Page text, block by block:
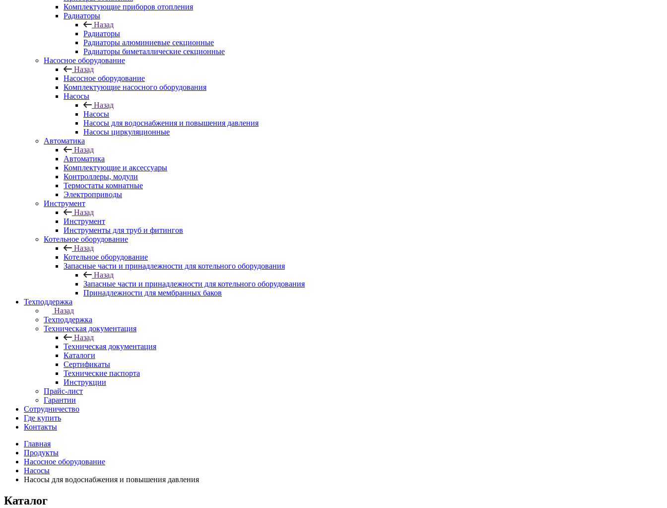
Комплектующие приборов отопления
Радиаторы
Назад
Радиаторы
Радиаторы алюминиевые секционные
Радиаторы биметаллические секционные
Насосное оборудование
Назад
Насосное оборудование
Комплектующие насосного оборудования
Насосы
Назад
Насосы
Насосы для водоснабжения и повышения давления
Насосы циркуляционные
Автоматика
Назад
Автоматика
Комплектующие и аксессуары
Контроллеры, модули
Термостаты комнатные
Электроприводы
Инструмент
Назад
Инструмент
Инструменты для труб и фитингов
Котельное оборудование
Назад
Котельное оборудование
Запасные части и принадлежности для котельного оборудования
Назад
Запасные части и принадлежности для котельного оборудования
Принадлежности для мембранных баков
Техподдержка
Назад
Техподдержка
Техническая документация
Назад
Техническая документация
Каталоги
Сертификаты
Технические паспорта
Инструкции
Прайс-лист
Гарантии
Сотрудничество
Где купить
Контакты
Главная
Продукты
Насосное оборудование
Насосы
Насосы для водоснабжения и повышения давления
Каталог